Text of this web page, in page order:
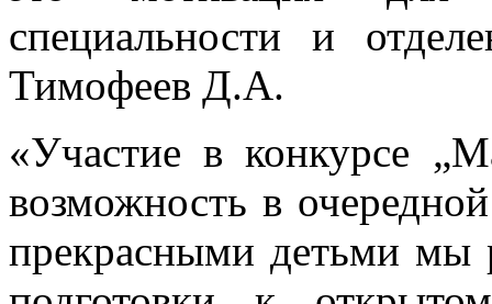
специальности и
Тимофеев Д.А.
«Участие в конкурсе
возможность в
прекрасными детьми мы